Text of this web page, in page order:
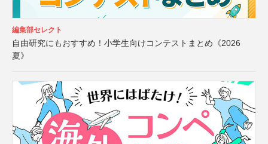
編集部セレクト
自由研究にもおすすめ！小学生向けコンテストまとめ《2026
夏》